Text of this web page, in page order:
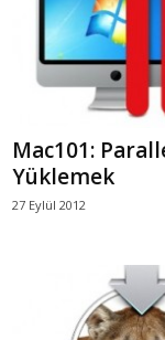
Mac101:
Yüklemek
27 Eylül 2012